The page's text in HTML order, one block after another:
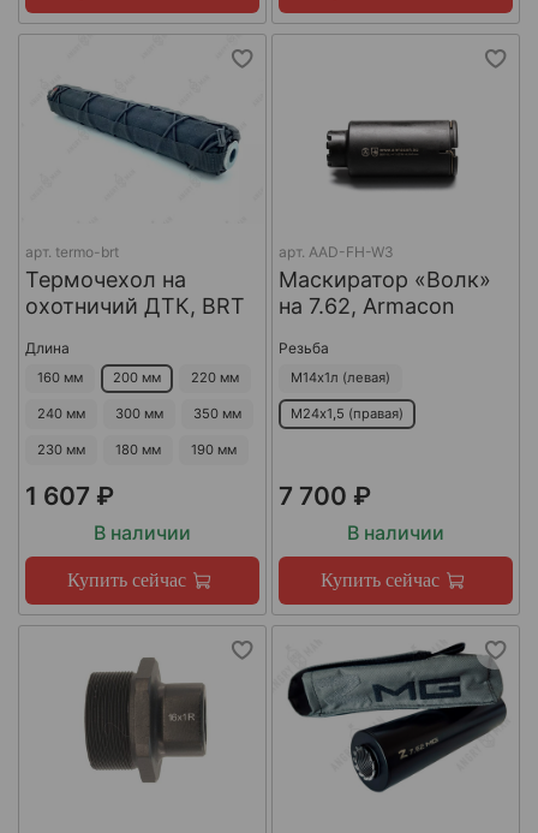
арт. termo-brt
Термочехол на
охотничий ДТК, BRT
Длина
160 мм 200 мм 220 мм
240 мм 300 мм 350 мм
230 мм 180 мм 190 мм
1 607 ₽
В наличии
Купить сейчас
арт. AAD-FH-W3
Маскиратор «Волк»
на 7.62, Armacon
Резьба
М14х1л (левая)
М24х1,5 (правая)
7 700 ₽
В наличии
Купить сейчас